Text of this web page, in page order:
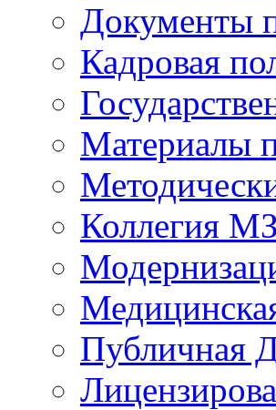
Документы
Кадровая
Материалы
Коллегия
Публичная